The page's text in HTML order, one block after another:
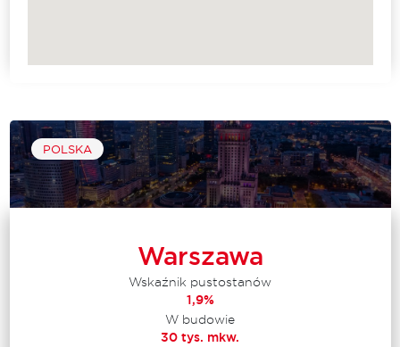
POLSKA
Warszawa
Wskaźnik pustostanów
1,9%
W budowie
30 tys. mkw.